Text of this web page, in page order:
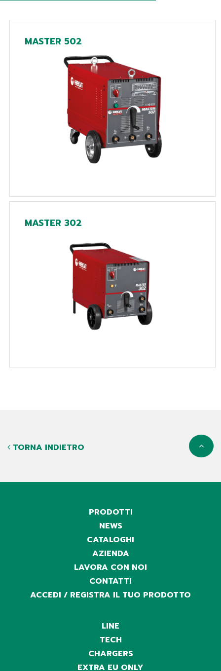
MASTER 502
MASTER 302
TORNA INDIETRO
PRODOTTI
NEWS
CATALOGHI
AZIENDA
LAVORA CON NOI
CONTATTI
ACCEDI / REGISTRA IL TUO PRODOTTO
LINE
TECH
CHARGERS
EXTRA EU ONLY